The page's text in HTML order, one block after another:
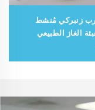
زنبركي مُنشط
الغاز الطبيعي